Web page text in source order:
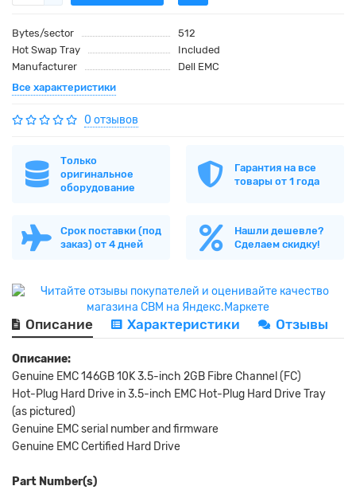
Bytes/sector
512
Hot Swap Tray
Included
Manufacturer
Dell EMC
Все характеристики
0 отзывов
Только
оригинальное
оборудование
Гарантия на все
товары от 1 года
Срок поставки (под
заказ) от 4 дней
Нашли дешевле?
Сделаем скидку!
Описание Характеристики Отзывы
Описание:
Genuine EMC 146GB 10K 3.5-inch 2GB Fibre Channel (FC)
Hot-Plug Hard Drive in 3.5-inch EMC Hot-Plug Hard Drive Tray
(as pictured)
Genuine EMC serial number and firmware
Genuine EMC Certified Hard Drive
Part Number(s)